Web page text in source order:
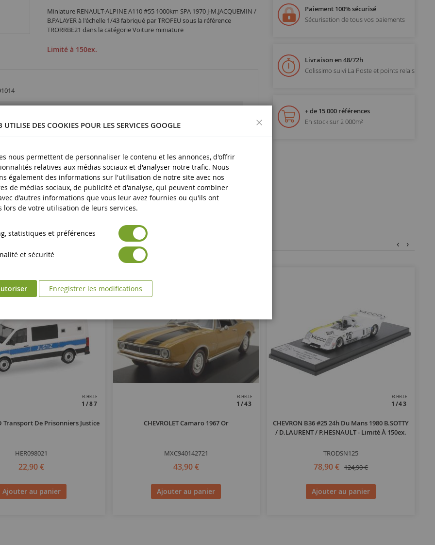
Miniature RENAULT-ALPINE A110 #55 1000km SPA 1970 J-M.JACQUEMIN /
B.PALAYER à l'échelle 1/43 fabriqué par TROFEU sous la référence
TRORRBE21 dans la catégorie Voiture miniature
Limité à 150ex.
Paiement 100% sécurisé
Sécurisation de tous vos paiements
Livraison en 48/72h
Colissimo suivi La Poste et points relais
+ de 15 000 références
En stock sur 2 000m²
ECHELLE
1/87
Transport De Prisonniers Justice
HER098021
22,90 €
Ajouter au panier
ECHELLE
1/43
CHEVROLET Camaro 1967 Or
MXC940142721
43,90 €
Ajouter au panier
ECHELLE
1/43
CHEVRON B36 #25 24h Du Mans 1980 B.SOTTY
/ D.LAURENT / P.HESNAULT - Limité À 150ex.
TRODSN125
78,90 € 124,90 €
Ajouter au panier
‹ ›
UTILISE DES COOKIES POUR LES SERVICES GOOGLE
Fermer
nous permettent de personnaliser le contenu et les annonces, d'offrir
relatives aux médias sociaux et d'analyser notre trafic. Nous
également des informations sur l'utilisation de notre site avec nos
de médias sociaux, de publicité et d'analyse, qui peuvent combiner
d'autres informations que vous leur avez fournies ou qu'ils ont
lors de votre utilisation de leurs services.
statistiques et préférences
et sécurité
Enregistrer les modifications